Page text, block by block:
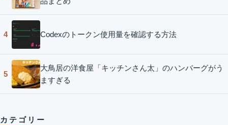
4 Codexのトークン使用量を確認する方法
5
大鳥居の洋食屋「キッチンさん太」のハンバーグがう
ますぎる
カテゴリー